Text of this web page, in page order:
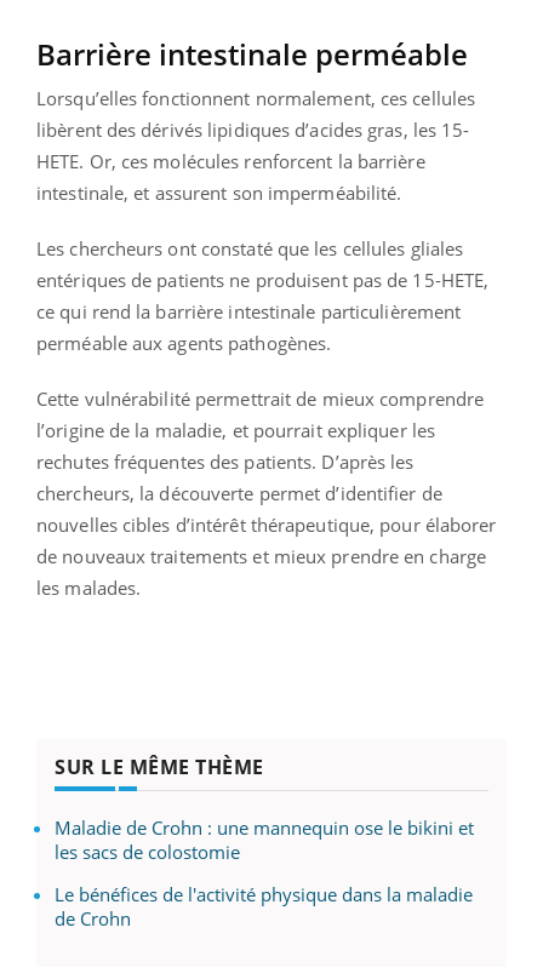
Barrière intestinale perméable
Lorsqu’elles fonctionnent normalement, ces cellules
libèrent des dérivés lipidiques d’acides gras, les 15-
HETE. Or, ces molécules renforcent la barrière
intestinale, et assurent son imperméabilité.
Les chercheurs ont constaté que les cellules gliales
entériques de patients ne produisent pas de 15-HETE,
ce qui rend la barrière intestinale particulièrement
perméable aux agents pathogènes.
Cette vulnérabilité permettrait de mieux comprendre
l’origine de la maladie, et pourrait expliquer les
rechutes fréquentes des patients. D’après les
chercheurs, la découverte permet d’identifier de
nouvelles cibles d’intérêt thérapeutique, pour élaborer
de nouveaux traitements et mieux prendre en charge
les malades.
SUR LE MÊME THÈME
Maladie de Crohn : une mannequin ose le bikini et
les sacs de colostomie
Le bénéfices de l'activité physique dans la maladie
de Crohn